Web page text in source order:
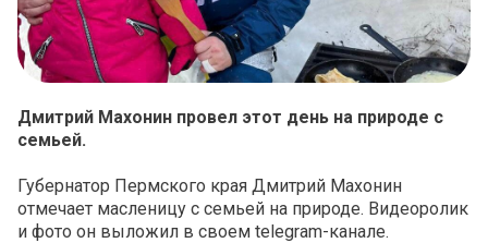
Дмитрий Махонин провел этот день на природе с
семьей.
Губернатор Пермского края Дмитрий Махонин
отмечает масленицу с семьей на природе. Видеоролик
и фото он выложил в своем telegram-канале.